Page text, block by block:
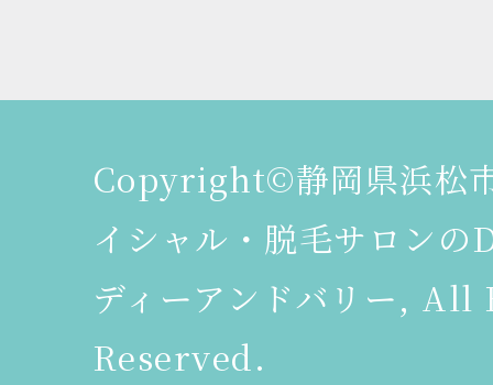
Copyright©静岡県浜松
イシャル・脱毛サロン
ディーアンドバリー,
Reserved.